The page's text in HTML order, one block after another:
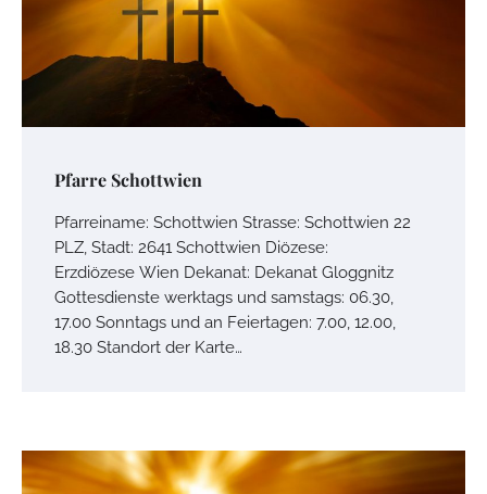
Pfarre Schottwien
Pfarreiname: Schottwien Strasse: Schottwien 22
PLZ, Stadt: 2641 Schottwien Diözese:
Erzdiözese Wien Dekanat: Dekanat Gloggnitz
Gottesdienste werktags und samstags: 06.30,
17.00 Sonntags und an Feiertagen: 7.00, 12.00,
18.30 Standort der Karte…